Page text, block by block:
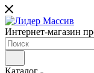
Интернет-магазин
Каталог